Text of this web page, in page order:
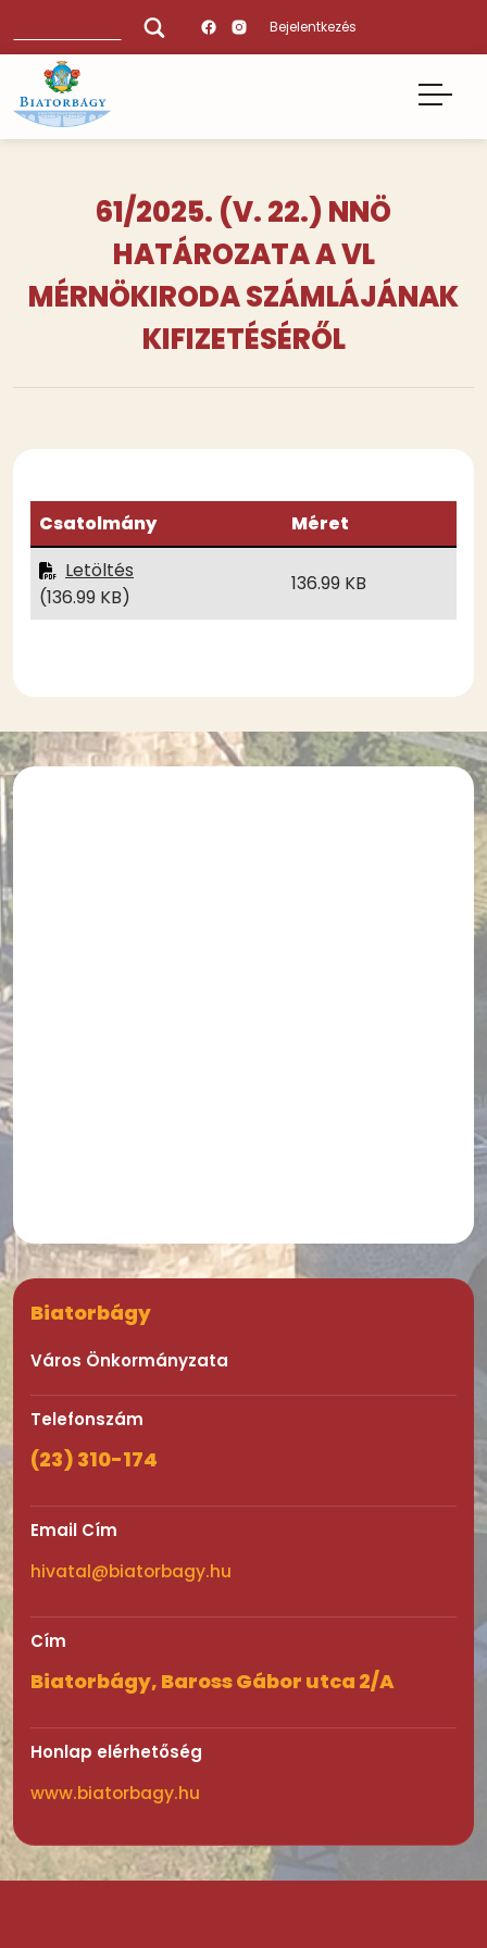
tartalomra
Bejelentkezés
61/2025. (V. 22.) NNÖ
HATÁROZATA A VL
MÉRNÖKIRODA SZÁMLÁJÁNAK
KIFIZETÉSÉRŐL
Csatolmány
Méret
Letöltés
(136.99 KB)
136.99 KB
Biatorbágy
Város Önkormányzata
Telefonszám
(23) 310-174
Email Cím
hivatal@biatorbagy.hu
Cím
Biatorbágy, Baross Gábor utca 2/A
Honlap elérhetőség
www.biatorbagy.hu